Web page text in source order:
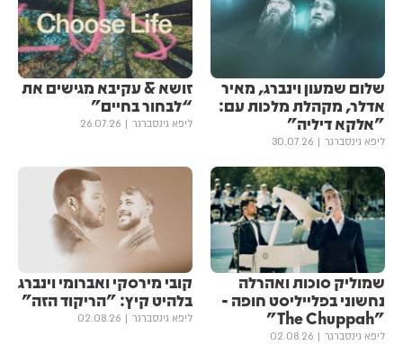
שלום שמעון וינברג, מאיר
אדלר, מקהלת מלכות עם:
"אלקא דיליה"
ליפא גינסברגר 30.07.26
זושא & עקיבא מגישים את ​​
“לבחור בחיים”
ליפא גינסברגר 26.07.26
שמוליק סוכות ואהרלה
נחשוני בפלייליסט חופה -
"The Chuppah"
ליפא גינסברגר 02.08.26
קובי מירסקי ואברומי וינברג
בלהיט קיץ: "הריקוד הזה"
ליפא גינסברגר 02.08.26